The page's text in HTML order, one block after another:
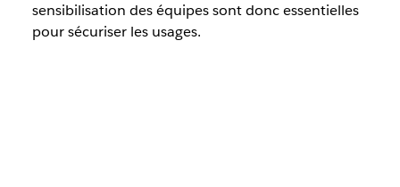
sensibilisation des équipes sont donc essentielles
pour sécuriser les usages.